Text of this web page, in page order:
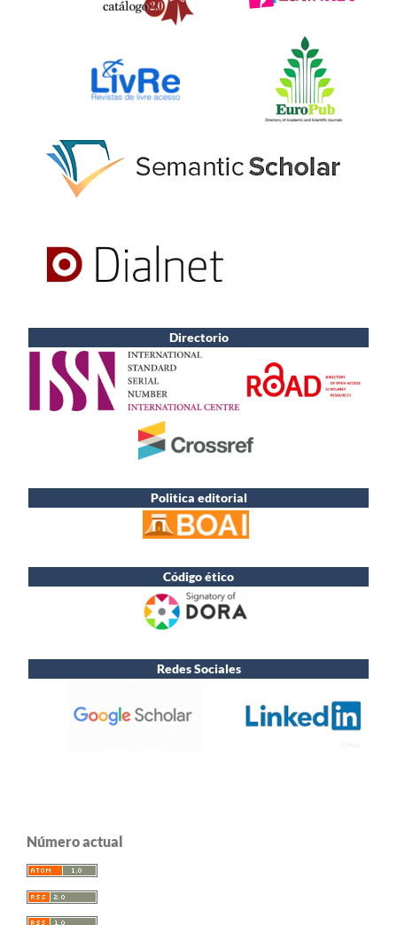
Directorio
Politica editorial
Código ético
Redes Sociales
Número actual